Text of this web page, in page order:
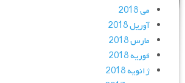
می 2018
آوریل 2018
مارس 2018
فوریه 2018
ژانویه 2018